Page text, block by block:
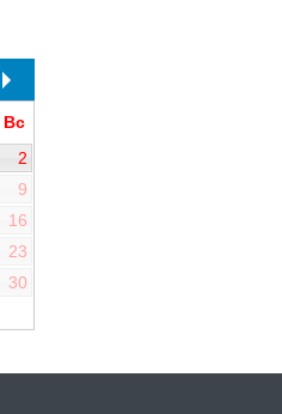
Вс
2
9
16
23
30